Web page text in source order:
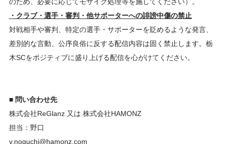
・クラブ・選手・審判・他サポーターへの誹謗中傷の禁止
対戦相手や審判、特定の選手・サポーターを貶めるような発言、
差別的な言動、公序良俗に反する配信内容は固く禁止します。栃
木SCをポジティブに盛り上げる配信を心がけてください。
■ 問い合わせ先
株式会社ReGlanz 又は 株式会社HAMONZ
担当：野口
y.noguchi@hamonz.com